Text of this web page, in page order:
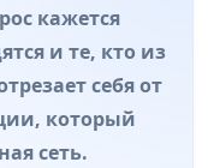
кажется
и те, кто из
себя от
который
сеть.